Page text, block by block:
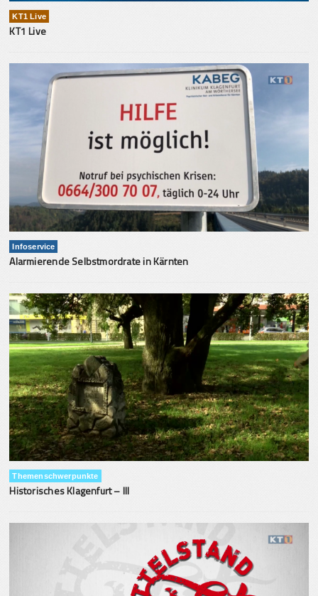
KT1 Live
KT1 Live
Infoservice
Alarmierende Selbstmordrate in Kärnten
Themenschwerpunkte
Historisches Klagenfurt – III